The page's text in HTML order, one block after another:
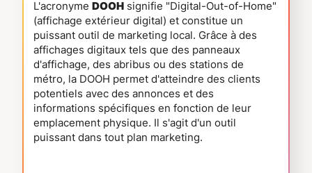
L'acronymeDOOH signifie "Digital-Out-of-Home"
(affichage extérieur digital) et constitue un
puissant outil de marketing local. Grâce à des
affichages digitaux tels que des panneaux
d'affichage, des abribus ou des stations de
métro, la DOOH permet d'atteindre des clients
potentiels avec des annonces et des
informations spécifiques en fonction de leur
emplacement physique. Il s'agit d'un outil
puissant dans tout plan marketing.